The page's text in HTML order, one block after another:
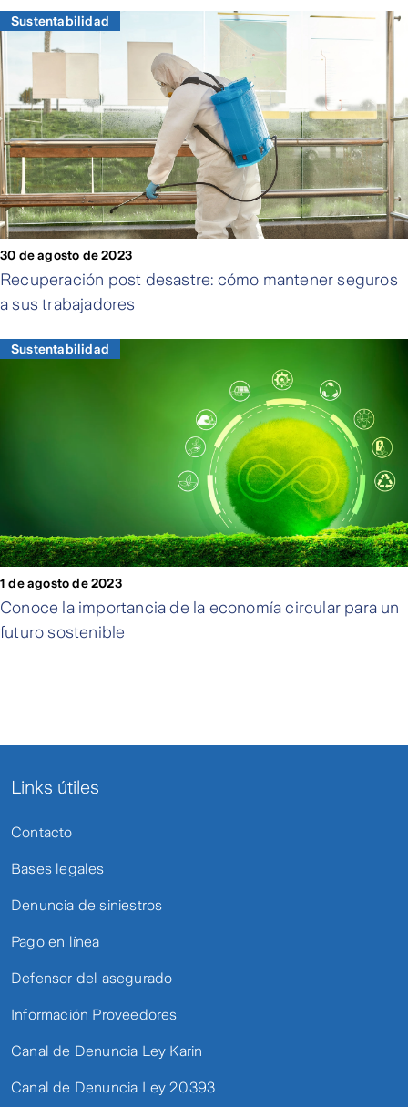
Sustentabilidad
30 de agosto de 2023
Recuperación post desastre: cómo mantener seguros
a sus trabajadores
Sustentabilidad
1 de agosto de 2023
Conoce la importancia de la economía circular para un
futuro sostenible
Links útiles
Contacto
Bases legales
Denuncia de siniestros
Pago en línea
Defensor del asegurado
Información Proveedores
Canal de Denuncia Ley Karin
Canal de Denuncia Ley 20.393